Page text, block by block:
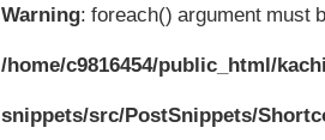
Warning: foreach() argument must
/home/c9816454/public_html/
snippets/src/PostSnippets/